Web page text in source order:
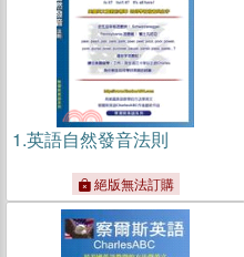
1.英語自然發音法則
絕版無法訂購